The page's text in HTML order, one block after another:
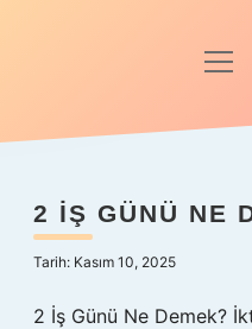
Anasayfa
Yasal Uyarı
Hakkımızda
2 IŞ GÜNÜ NE
Tarih: Kasım 10, 2025
2 İş Günü Ne Demek?